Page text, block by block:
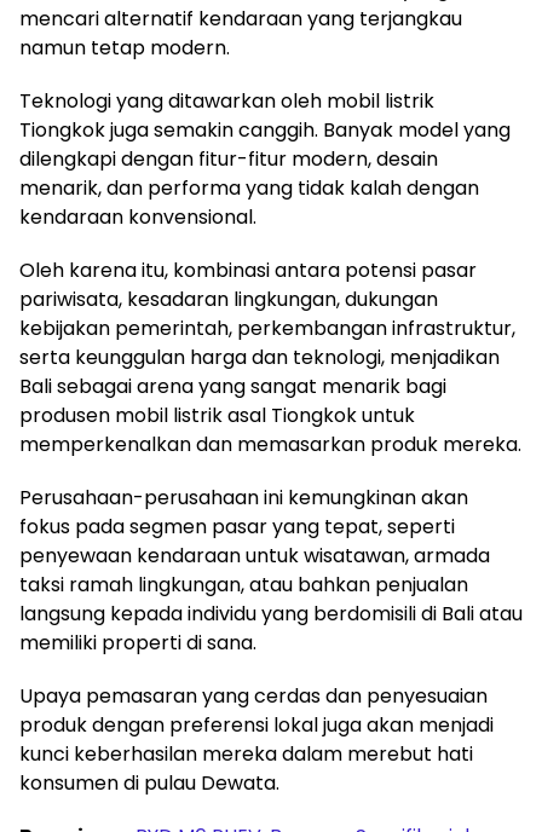
mencari alternatif kendaraan yang terjangkau
namun tetap modern.
Teknologi yang ditawarkan oleh mobil listrik
Tiongkok juga semakin canggih. Banyak model yang
dilengkapi dengan fitur-fitur modern, desain
menarik, dan performa yang tidak kalah dengan
kendaraan konvensional.
Oleh karena itu, kombinasi antara potensi pasar
pariwisata, kesadaran lingkungan, dukungan
kebijakan pemerintah, perkembangan infrastruktur,
serta keunggulan harga dan teknologi, menjadikan
Bali sebagai arena yang sangat menarik bagi
produsen mobil listrik asal Tiongkok untuk
memperkenalkan dan memasarkan produk mereka.
Perusahaan-perusahaan ini kemungkinan akan
fokus pada segmen pasar yang tepat, seperti
penyewaan kendaraan untuk wisatawan, armada
taksi ramah lingkungan, atau bahkan penjualan
langsung kepada individu yang berdomisili di Bali atau
memiliki properti di sana.
Upaya pemasaran yang cerdas dan penyesuaian
produk dengan preferensi lokal juga akan menjadi
kunci keberhasilan mereka dalam merebut hati
konsumen di pulau Dewata.